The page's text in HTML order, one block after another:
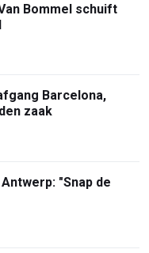
Bommel schuift
Barcelona,
zaak
"Snap de